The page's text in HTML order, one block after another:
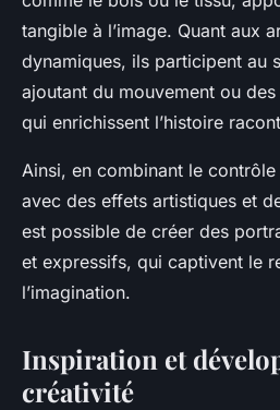
tangible à l’image. Quant aux
dynamiques, ils participent au
ajoutant du mouvement ou
qui enrichissent l’histoire
Ainsi, en combinant le
avec des effets artistiques et
est possible de créer des
et expressifs, qui captivent le
l’imagination.
Inspiration et
créativité